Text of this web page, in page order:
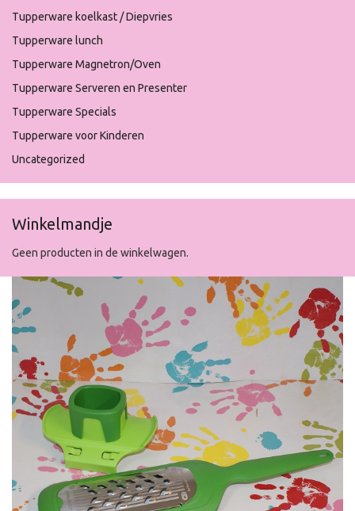
Tupperware koelkast / Diepvries
Tupperware lunch
Tupperware Magnetron/Oven
Tupperware Serveren en Presenter
Tupperware Specials
Tupperware voor Kinderen
Uncategorized
Winkelmandje
Geen producten in de winkelwagen.